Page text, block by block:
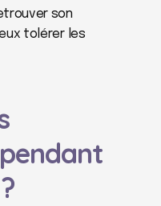
son
tolérer les